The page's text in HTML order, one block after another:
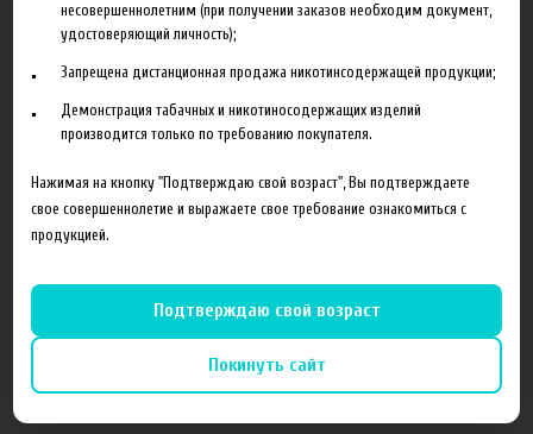
Сопутствующие товары
FruitCloud табачная серия, East,
650 руб
FruitFarm, Pack 60ml+60ml, 0mg
несовершеннолетним (при получении заказов необходим документ,
удостоверяющий личность);
Запрещена дистанционная продажа никотинсодержащей продукции;
Демонстрация табачных и никотиносодержащих изделий
производится только по требованию покупателя.
Нажимая на кнопку "Подтверждаю свой возраст", Вы подтверждаете
свое совершеннолетие и выражаете свое требование ознакомиться с
продукцией.
Подтверждаю свой возраст
Покинуть сайт